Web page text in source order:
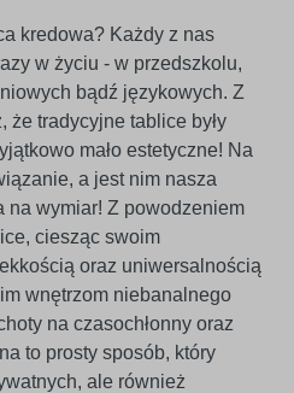
kredowa? Każdy z nas
w życiu - w przedszkolu,
bądź językowych. Z
że tradycyjne tablice były
mało estetyczne! Na
a jest nim nasza
na wymiar! Z powodzeniem
ciesząc swoim
oraz uniwersalnością
wnętrzom niebanalnego
na czasochłonny oraz
to prosty sposób, który
ale również